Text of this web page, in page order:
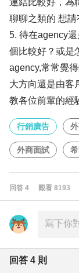
連結比較好，為
聊聊之類的 想
5. 待在agency
個比較好？或是
agency,常常覺
大方向還是由客
教各位前輩的經
行銷廣告
外商面試
回答 4 觀看 8193
回答 4 則